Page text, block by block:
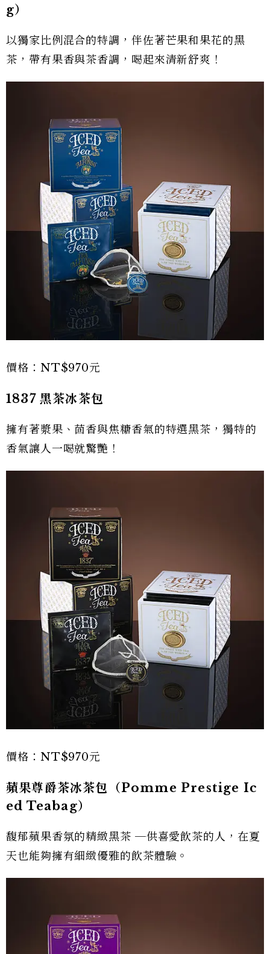
g）
以獨家比例混合的特調，伴佐著芒果和果花的黑
茶，帶有果香與茶香調，喝起來清新舒爽！
價格：NT$970元
1837 黑茶冰茶包
擁有著漿果、茴香與焦糖香氣的特選黑茶，獨特的
香氣讓人一喝就驚艷！
價格：NT$970元
蘋果尊爵茶冰茶包（Pomme Prestige Ic
ed Teabag）
馥郁蘋果香氛的精緻黑茶 ─供喜愛飲茶的人，在夏
天也能夠擁有細緻優雅的飲茶體驗。